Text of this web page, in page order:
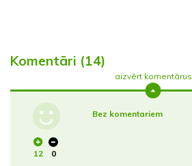
Komentāri (14)
aizvērt komentārus
12 0
Bez komentariem